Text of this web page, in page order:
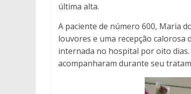
última alta.
A paciente de número 600, Maria
louvores e uma recepção calorosa
internada no hospital por oito
acompanharam durante seu